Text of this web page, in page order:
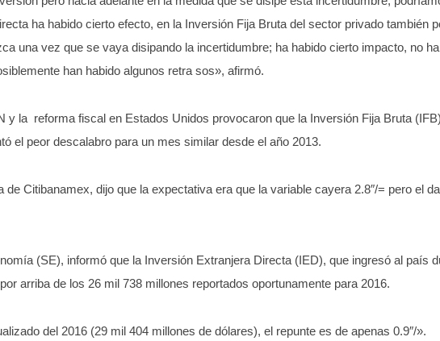
ha habido cierto efecto, en la Inversión Fija Bruta del sector privado también
una vez que se vaya disipando la incertidumbre; ha habido cierto impacto, no
han habido algunos retra sos», afirmó.
y la reforma fiscal en Estados Unidos provocaron que la Inversión Fija Bruta
el peor descalabro para un mes similar desde el año 2013.
Citibanamex, dijo que la expectativa era que la variable cayera 2.8″/= pero el
(SE), informó que la Inversión Extranjera Directa (IED), que ingresó al país
arriba de los 26 mil 738 millones reportados oportunamente para 2016.
del 2016 (29 mil 404 millones de dólares), el repunte es de apenas 0.9″/».